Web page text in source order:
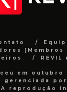
(Membros
em outubro
gerenciada
A reprodução